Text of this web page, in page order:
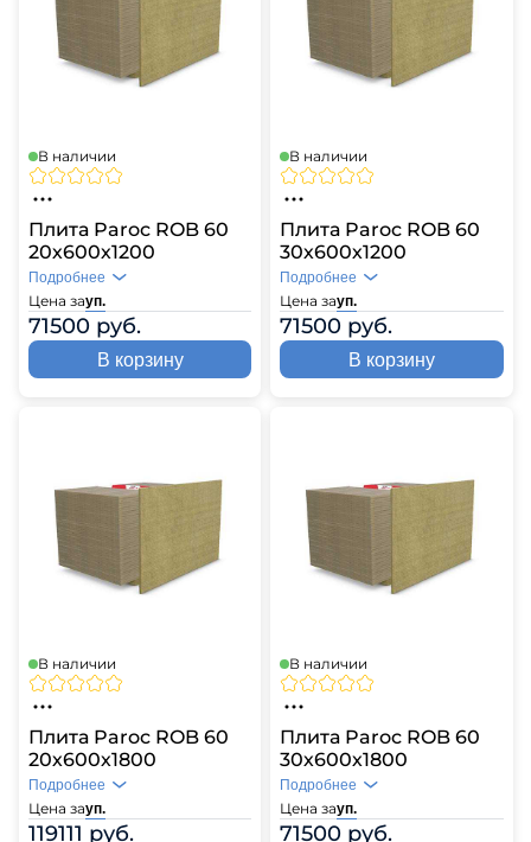
В наличии
Плита Paroc ROB 60
20х600х1200
Цена зауп.
71500 руб.
Подробнее
В корзину
В наличии
Плита Paroc ROB 60
30х600х1200
Цена зауп.
71500 руб.
Подробнее
В корзину
В наличии
Плита Paroc ROB 60
20х600х1800
Цена зауп.
119111 руб.
Подробнее
В наличии
Плита Paroc ROB 60
30х600х1800
Цена зауп.
71500 руб.
Подробнее